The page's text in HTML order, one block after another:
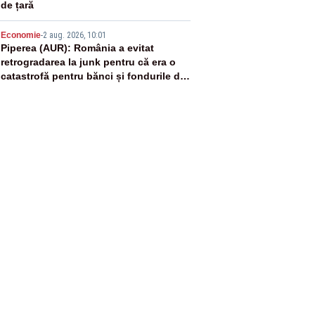
de țară
Economie-2 aug. 2026, 10:01
Piperea (AUR): România a evitat
retrogradarea la junk pentru că era o
catastrofă pentru bănci și fondurile de